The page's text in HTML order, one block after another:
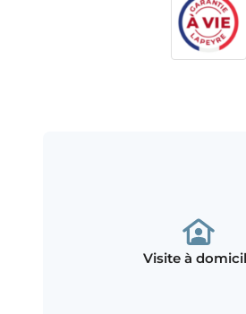
Visite à